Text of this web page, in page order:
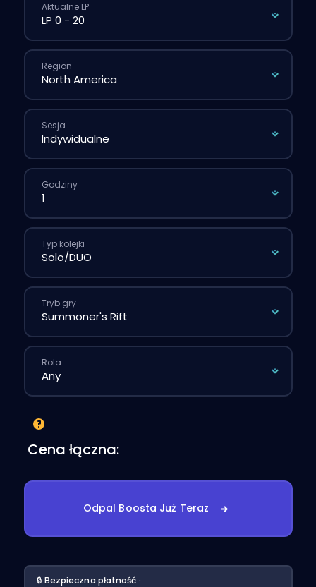
Aktualne LP
Region
Sesja
Godziny
Typ kolejki
Tryb gry
Rola
Cena łączna:
Odpal Boosta Już Teraz
🔒 Bezpieczna płatność ·